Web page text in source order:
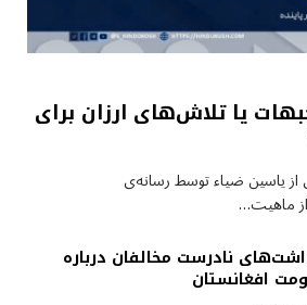
یا تلاش‌های ارزان برای
یاسین ضیاء توسط رسانه‌ی
ماهیت…
نادرست مخالفان درباره
افغانستان